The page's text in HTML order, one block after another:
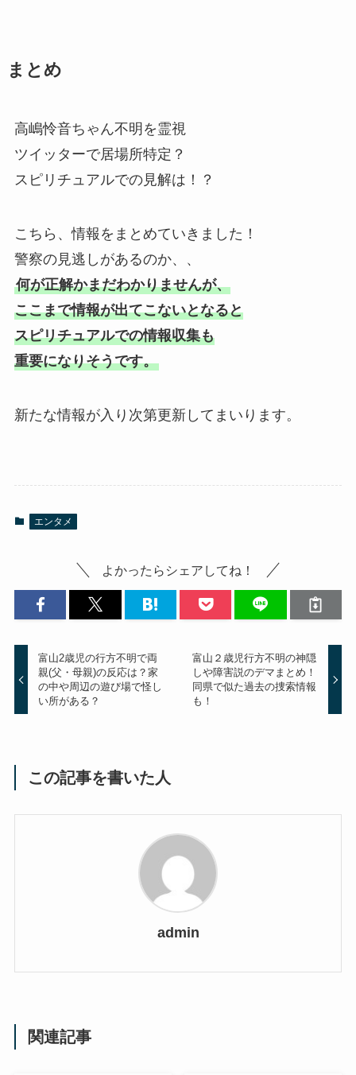
まとめ
高嶋怜音ちゃん不明を霊視
ツイッターで居場所特定？
スピリチュアルでの見解は！？
こちら、情報をまとめていきました！
警察の見逃しがあるのか、、
何が正解かまだわかりませんが、
ここまで情報が出てこないとなると
スピリチュアルでの情報収集も
重要になりそうです。
新たな情報が入り次第更新してまいります。
エンタメ
よかったらシェアしてね！
富山2歳児の行方不明で両
親(父・母親)の反応は？家
の中や周辺の遊び場で怪し
い所がある？
富山２歳児行方不明の神隠
しや障害説のデマまとめ！
同県で似た過去の捜索情報
も！
この記事を書いた人
admin
関連記事